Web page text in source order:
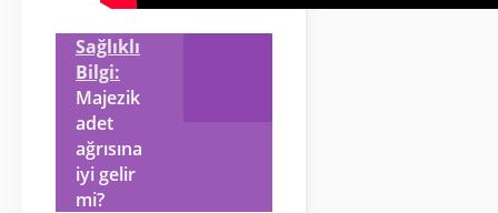
Sağlıklı
Bilgi:
Majezik
adet
ağrısına
iyi gelir
mi?